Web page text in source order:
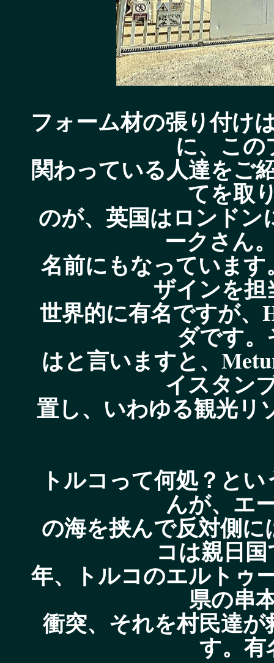
フォーム材の張り付け
に、こ
関わっている人達をご
てを取
のが、英国はロンドン
ークさん
名前にもなっていま
ザインを
世界的に有名ですが
ダです
はと言いますと、
イスタン
置し、いわゆる観光リ
トルコって何処？と
んが、エ
の海を挟んで反対側
コは親日
年、トルコのエルトゥ
県の串
衝突、それを村民達
す。有